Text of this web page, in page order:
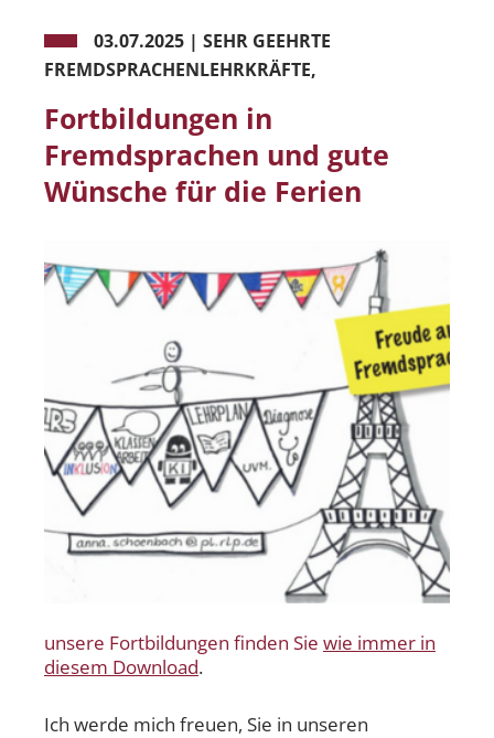
03.07.2025 | SEHR GEEHRTE
FREMDSPRACHENLEHRKRÄFTE,
Fortbildungen in
Fremdsprachen und gute
Wünsche für die Ferien
unsere Fortbildungen finden Sie wie immer in
diesem Download.
Ich werde mich freuen, Sie in unseren